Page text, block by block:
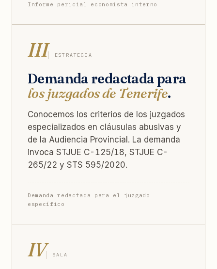
Informe pericial economista interno
III ESTRATEGIA
Demanda redactada para
los juzgados de Tenerife.
Conocemos los criterios de los juzgados
especializados en cláusulas abusivas y
de la Audiencia Provincial. La demanda
invoca STJUE C-125/18, STJUE C-
265/22 y STS 595/2020.
Demanda redactada para el juzgado
específico
IV SALA